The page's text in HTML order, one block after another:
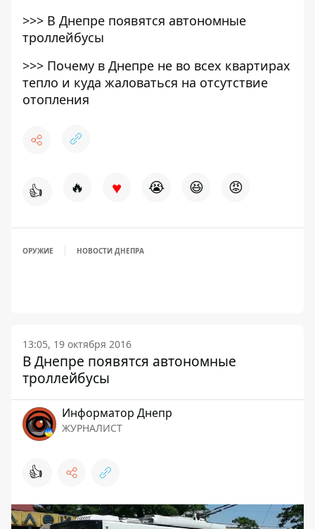
>>> В Днепре появятся автономные
троллейбусы
>>> Почему в Днепре не во всех квартирах
тепло и куда жаловаться на отсутствие
отопления
👍 🔥 ♥ 😭 😆 😡
ОРУЖИЕ НОВОСТИ ДНЕПРА
13:05, 19 октября 2016
В Днепре появятся автономные
троллейбусы
Информатор Днепр
ЖУРНАЛИСТ
👍